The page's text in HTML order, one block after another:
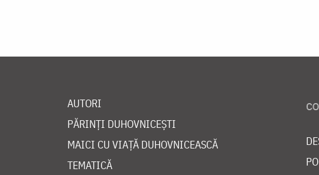
AUTORI
PĂRINȚI DUHOVNICEȘTI
MAICI CU VIAȚĂ DUHOVNICEASCĂ
TEMATICĂ